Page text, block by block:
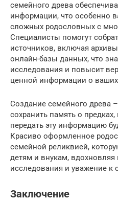
семейного древа
информации, что особенно
сложных родословных с
Специалисты помогут
источников, включая
онлайн-базы данных, что
исследования и повысит
ценной информации о ваших
Создание семейного древа
сохранить память о
передать эту информацию
Красиво оформленное
семейной реликвией,
детям и внукам,
исследования и уважение
Заключение